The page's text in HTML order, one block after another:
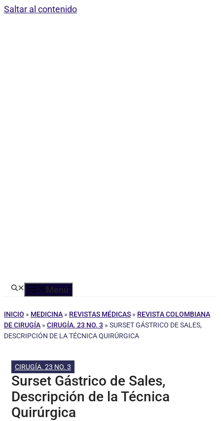
Saltar al contenido
Menú
INICIO » MEDICINA » REVISTAS MÉDICAS » REVISTA COLOMBIANA
DE CIRUGÍA » CIRUGÍA. 23 NO. 3 » SURSET GÁSTRICO DE SALES,
DESCRIPCIÓN DE LA TÉCNICA QUIRÚRGICA
CIRUGÍA. 23 NO. 3
Surset Gástrico de Sales,
Descripción de la Técnica
Quirúrgica